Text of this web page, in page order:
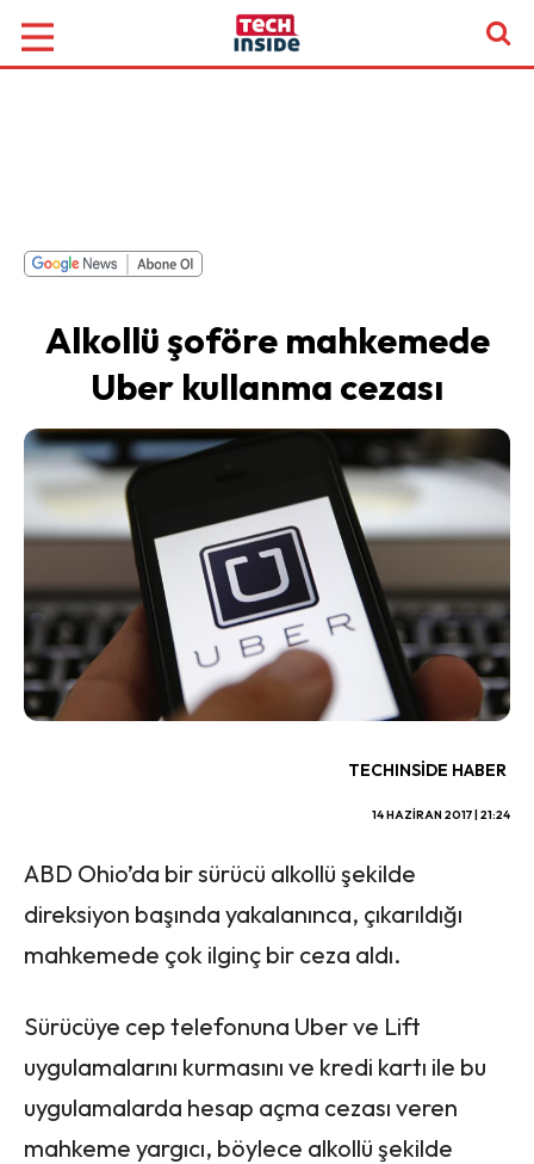
Alkollü şoföre mahkemede
Uber kullanma cezası
TECHINSIDE HABER
14 HAZIRAN 2017 | 21:24
ABD Ohio’da bir sürücü alkollü şekilde
direksiyon başında yakalanınca, çıkarıldığı
mahkemede çok ilginç bir ceza aldı.
Sürücüye cep telefonuna Uber ve Lift
uygulamalarını kurmasını ve kredi kartı ile bu
uygulamalarda hesap açma cezası veren
mahkeme yargıcı, böylece alkollü şekilde